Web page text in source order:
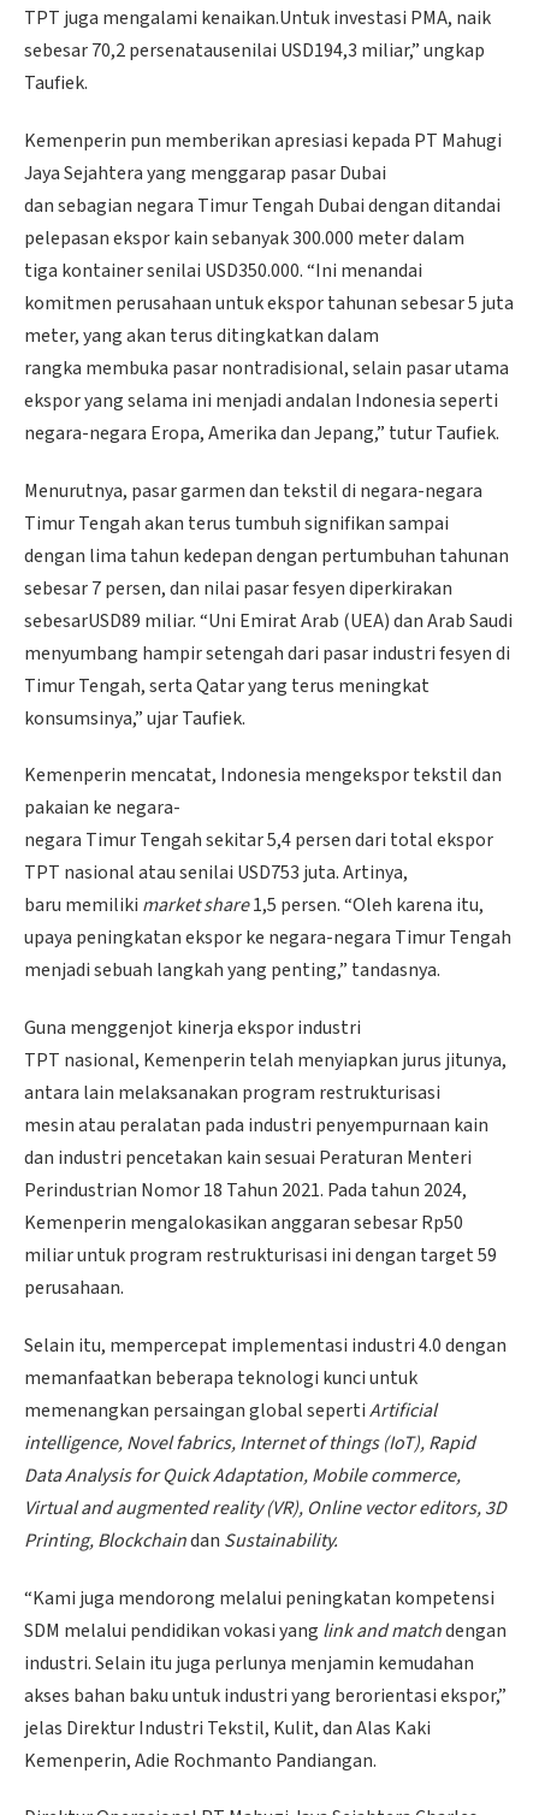
TPT juga mengalami kenaikan.Untuk investasi PMA, naik
sebesar 70,2 persenatausenilai USD194,3 miliar,” ungkap
Taufiek.
Kemenperin pun memberikan apresiasi kepada PT Mahugi
Jaya Sejahtera yang menggarap pasar Dubai
dan sebagian negara Timur Tengah Dubai dengan ditandai
pelepasan ekspor kain sebanyak 300.000 meter dalam
tiga kontainer senilai USD350.000. “Ini menandai
komitmen perusahaan untuk ekspor tahunan sebesar 5 juta
meter, yang akan terus ditingkatkan dalam
rangka membuka pasar nontradisional, selain pasar utama
ekspor yang selama ini menjadi andalan Indonesia seperti
negara-negara Eropa, Amerika dan Jepang,” tutur Taufiek.
Menurutnya, pasar garmen dan tekstil di negara-negara
Timur Tengah akan terus tumbuh signifikan sampai
dengan lima tahun kedepan dengan pertumbuhan tahunan
sebesar 7 persen, dan nilai pasar fesyen diperkirakan
sebesarUSD89 miliar. “Uni Emirat Arab (UEA) dan Arab Saudi
menyumbang hampir setengah dari pasar industri fesyen di
Timur Tengah, serta Qatar yang terus meningkat
konsumsinya,” ujar Taufiek.
Kemenperin mencatat, Indonesia mengekspor tekstil dan
pakaian ke negara-
negara Timur Tengah sekitar 5,4 persen dari total ekspor
TPT nasional atau senilai USD753 juta. Artinya,
baru memiliki market share1,5 persen. “Oleh karena itu,
upaya peningkatan ekspor ke negara-negara Timur Tengah
menjadi sebuah langkah yang penting,” tandasnya.
Guna menggenjot kinerja ekspor industri
TPT nasional, Kemenperin telah menyiapkan jurus jitunya,
antara lain melaksanakan program restrukturisasi
mesin atau peralatan pada industri penyempurnaan kain
dan industri pencetakan kain sesuai Peraturan Menteri
Perindustrian Nomor 18 Tahun 2021. Pada tahun 2024,
Kemenperin mengalokasikan anggaran sebesar Rp50
miliar untuk program restrukturisasi ini dengan target 59
perusahaan.
Selain itu, mempercepat implementasi industri 4.0 dengan
memanfaatkan beberapa teknologi kunci untuk
memenangkan persaingan global sepertiArtificial
intelligence, Novel fabrics, Internet of things (IoT), Rapid
Data Analysisfor Quick Adaptation, Mobile commerce,
Virtual and augmented reality (VR), Online vector editors, 3D
Printing, Blockchaindan Sustainability.
“Kami juga mendorong melalui peningkatan kompetensi
SDM melalui pendidikan vokasi yang link and matchdengan
industri. Selain itu juga perlunya menjamin kemudahan
akses bahan baku untuk industri yang berorientasi ekspor,”
jelas Direktur Industri Tekstil, Kulit, dan Alas Kaki
Kemenperin, Adie Rochmanto Pandiangan.